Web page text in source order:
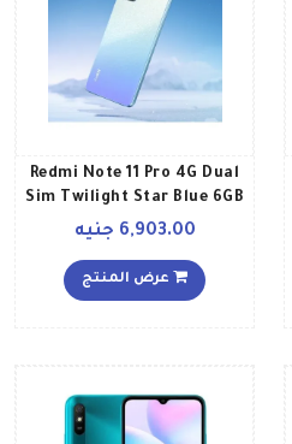
Redmi Note 11 Pro 4G Dual
Sim Twilight Star Blue 6GB
RAM 128GB Global version
6,903.00 جنيه
عرض المنتج